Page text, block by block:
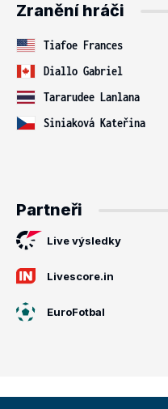
Zranění hráči
Tiafoe Frances
Diallo Gabriel
Tararudee Lanlana
Siniaková Kateřina
Partneři
Live výsledky
Livescore.in
EuroFotbal